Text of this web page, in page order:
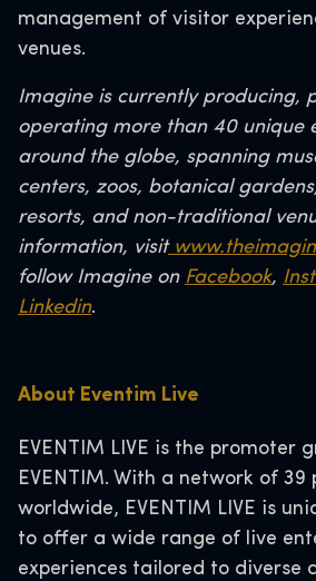
management of visitor
venues.
Imagine is currently producing,
operating more than 40 unique
around the globe, spanning
centers, zoos, botanical
resorts, and non-traditional
information, visit
follow Imagine on Facebook,
Linkedin.
About Eventim Live
EVENTIM LIVE is the promoter
EVENTIM. With a network of 39
worldwide, EVENTIM LIVE is
to offer a wide range of live
experiences tailored to diverse